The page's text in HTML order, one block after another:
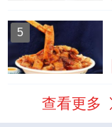
5
查看更多